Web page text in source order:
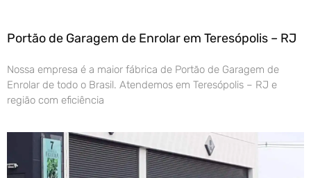
Portão de Garagem de Enrolar em Teresópolis – RJ
Nossa empresa é a maior fábrica de Portão de Garagem de
Enrolar de todo o Brasil. Atendemos em Teresópolis – RJ e
região com eficiência